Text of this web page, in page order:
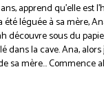
apprend qu’elle
léguée à sa mère,
découvre sous du
dans la cave. Ana,
sa mère… Commence